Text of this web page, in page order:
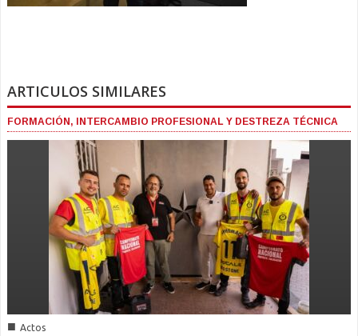
ARTICULOS SIMILARES
FORMACIÓN, INTERCAMBIO PROFESIONAL Y DESTREZA TÉCNICA
■ Actos